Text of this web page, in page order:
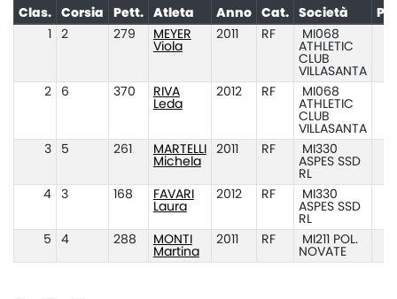
Clas. Corsia Pett. Atleta Anno Cat. Società
2 279
MEYER
Viola
2011 RF
MI068
ATHLETIC
CLUB
VILLASANTA
2
6 370
RIVA
Leda
2012 RF
MI068
ATHLETIC
CLUB
VILLASANTA
3
5 261
MARTELLI
Michela
2011 RF
MI330
ASPES SSD
RL
4
3 168
FAVARI
Laura
2012 RF
MI330
ASPES SSD
RL
5
4 288
MONTI
Martina
2011 RF
MI211 POL.
NOVATE